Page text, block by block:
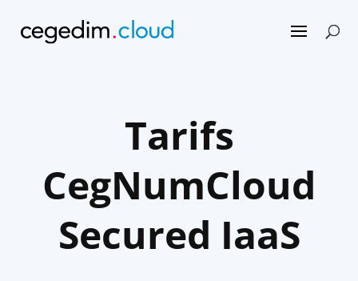
Tarifs
CegNumCloud
Secured IaaS